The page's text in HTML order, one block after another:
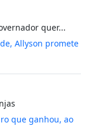
quer...
Allyson promete
que ganhou, ao